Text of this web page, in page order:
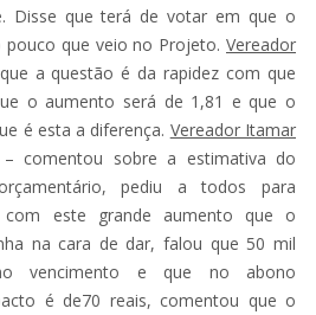
Disse que terá de votar em que o
que veio no Projeto. Vereador
a questão é da rapidez com que
o aumento será de 1,81 e que o
é esta a diferença. Vereador Itamar
– comentou sobre a estimativa do
pediu a todos para
com este grande aumento que o
na cara de dar, falou que 50 mil
vencimento e que no abono
é de70 reais, comentou que o